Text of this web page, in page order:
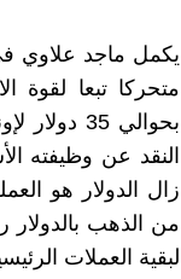
يكمل ماجد علاوي
متحركا تبعا لقوة
بحوالي
النقد عن وظيفته
زال الدولار هو
من الذهب
لبقية العملات